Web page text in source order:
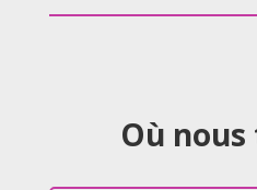
Où